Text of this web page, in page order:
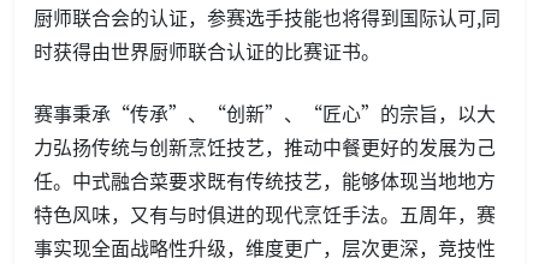
厨师联合会的认证，参赛选手技能也将得到国际认可,同
时获得由世界厨师联合认证的比赛证书。
赛事秉承“传承”、“创新”、“匠心”的宗旨，以大
力弘扬传统与创新烹饪技艺，推动中餐更好的发展为己
任。中式融合菜要求既有传统技艺，能够体现当地地方
特色风味，又有与时俱进的现代烹饪手法。五周年，赛
事实现全面战略性升级，维度更广，层次更深，竞技性